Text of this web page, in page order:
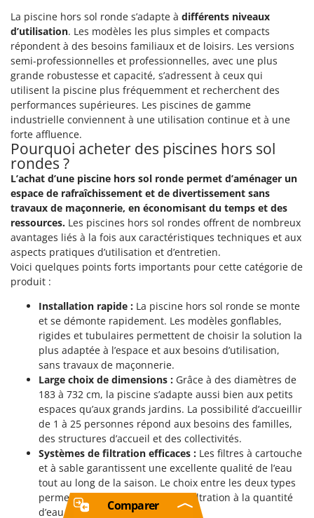
La piscine hors sol ronde s’adapte à différents niveaux
d’utilisation. Les modèles les plus simples et compacts
répondent à des besoins familiaux et de loisirs. Les versions
semi-professionnelles et professionnelles, avec une plus
grande robustesse et capacité, s’adressent à ceux qui
utilisent la piscine plus fréquemment et recherchent des
performances supérieures. Les piscines de gamme
industrielle conviennent à une utilisation continue et à une
forte affluence.
Pourquoi acheter des piscines hors sol
rondes ?
L’achat d’une piscine hors sol ronde permet d’aménager un
espace de rafraîchissement et de divertissement sans
travaux de maçonnerie, en économisant du temps et des
ressources. Les piscines hors sol rondes offrent de nombreux
avantages liés à la fois aux caractéristiques techniques et aux
aspects pratiques d’utilisation et d’entretien.
Voici quelques points forts importants pour cette catégorie de
produit :
Installation rapide : La piscine hors sol ronde se monte
et se démonte rapidement. Les modèles gonflables,
rigides et tubulaires permettent de choisir la solution la
plus adaptée à l’espace et aux besoins d’utilisation,
sans travaux de maçonnerie.
Large choix de dimensions : Grâce à des diamètres de
183 à 732 cm, la piscine s’adapte aussi bien aux petits
espaces qu’aux grands jardins. La possibilité d’accueillir
de 1 à 25 personnes répond aux besoins des familles,
des structures d’accueil et des collectivités.
Systèmes de filtration efficaces : Les filtres à cartouche
et à sable garantissent une excellente qualité de l’eau
tout au long de la saison. Le choix entre les deux types
permet d’adapter le système de filtration à la quantité
d’eau et au niveau d’utilisation.
Comparer